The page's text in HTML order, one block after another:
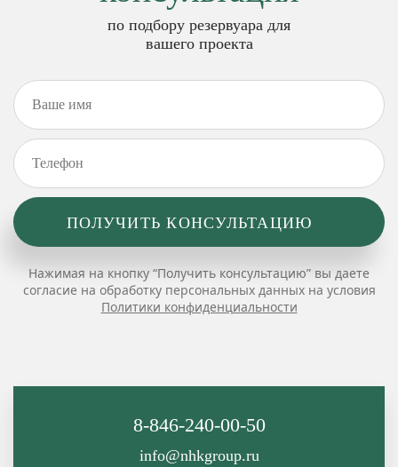
по подбору резервуара для
вашего проекта
Нажимая на кнопку “Получить консультацию” вы даете
согласие на обработку персональных данных на условия
Политики конфиденциальности
8-846-240-00-50
info@nhkgroup.ru